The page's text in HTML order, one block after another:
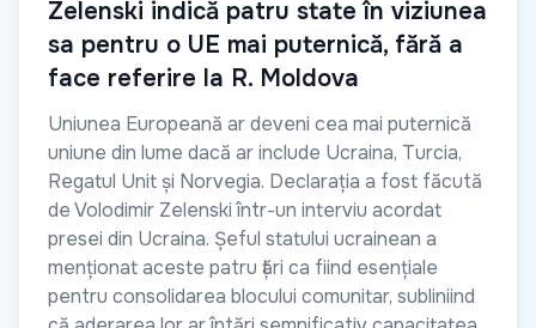
Zelenski indică patru state în viziunea
sa pentru o UE mai puternică, fără a
face referire la R. Moldova
Uniunea Europeană ar deveni cea mai puternică
uniune din lume dacă ar include Ucraina, Turcia,
Regatul Unit și Norvegia. Declarația a fost făcută
de Volodimir Zelenski într-un interviu acordat
presei din Ucraina. Șeful statului ucrainean a
menționat aceste patru țări ca fiind esențiale
pentru consolidarea blocului comunitar, subliniind